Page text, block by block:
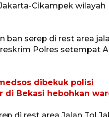
Cikampek wilayah
ban serep di rest area
Polres setempat
dibekuk polisi
Bekasi hebohkan
di rest area Jalan Tol